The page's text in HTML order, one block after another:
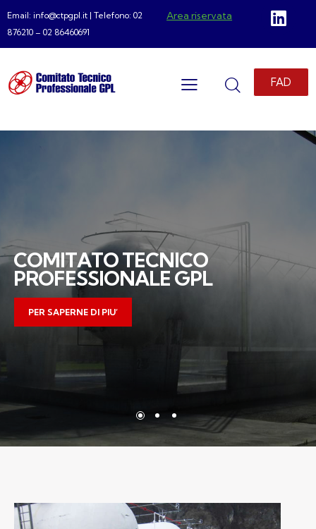
Email: info@ctpgpl.it | Telefono: 02
876210 – 02 86460691
Area riservata
FAD
COMITATOTECNICO
PROFESSIONALE GPL
PER SAPERNE DI PIU’